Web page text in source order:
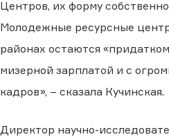
Центров, их форму
Молодежные ресурсные
районах остаются
мизерной зарплатой и с
кадров», – сказала Кучинская.
Директор научно-